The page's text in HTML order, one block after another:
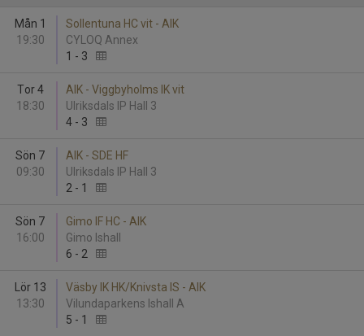
Mån 1
19:30
Sollentuna HC vit - AIK
CYLOQ Annex
1 - 3
Tor 4
18:30
AIK - Viggbyholms IK vit
Ulriksdals IP Hall 3
4 - 3
Sön 7
09:30
AIK - SDE HF
Ulriksdals IP Hall 3
2 - 1
Sön 7
16:00
Gimo IF HC - AIK
Gimo Ishall
6 - 2
Lör 13
13:30
Väsby IK HK/Knivsta IS - AIK
Vilundaparkens Ishall A
5 - 1